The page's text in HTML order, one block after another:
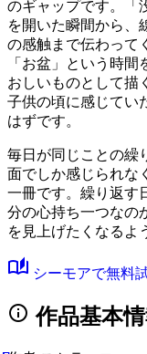
のギャップです。 「
を開いた瞬間から、
の感触まで伝わって
「お盆」という時
おしいものとして描
子供の頃に感じてい
はずです。
毎日が同じことの繰
面でしか感じられな
一冊です。繰り返す
分の心持ち一つなの
を見上げたくなるよ
auto_stories シーモアで無料
info 作品基本